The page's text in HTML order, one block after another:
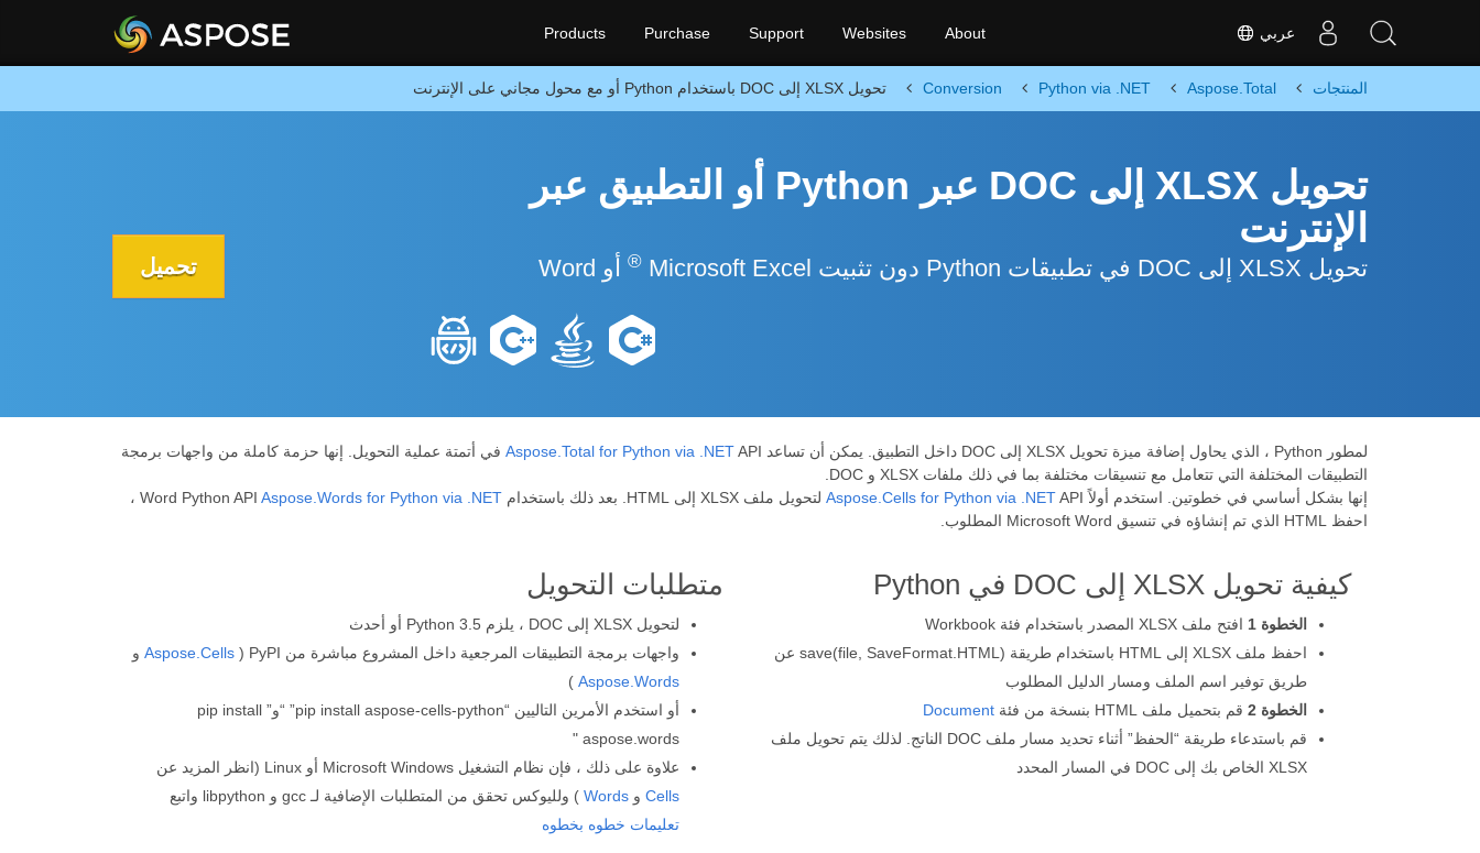
عربي Products Purchase Support Websites About
المنتجات Aspose.Total
Python via .NET
Conversion تحويل XLSX إلى DOC باستخدام Python أو مع محول مجاني على الإنترنت
تحويل XLSX إلى DOC عبر Python أو التطبيق عبر
الإنترنت
تحويل XLSX إلى DOC في تطبيقات Python دون تثبيت Microsoft Excel ® أو Word تحميل
لمطور Python ، الذي يحاول إضافة ميزة تحويل XLSX إلى DOC داخل التطبيق. يمكن أن تساعد Aspose.Total for Python via .NET API في أتمتة عملية التحويل. إنها حزمة كاملة من واجهات برمجة
التطبيقات المختلفة التي تتعامل مع تنسيقات مختلفة بما في ذلك ملفات XLSX و DOC.
إنها بشكل أساسي في خطوتين. استخدم أولاً
Aspose.Cells for Python via .NETAPI لتحويل ملف XLSX إلى HTML. بعد ذلك باستخدام Word Python API Aspose.Words for Python via .NET
،
احفظ HTML الذي تم إنشاؤه في تنسيق Microsoft Word المطلوب.
كيفية تحويل XLSX إلى DOC في Python
الخطوة 1
افتح ملف XLSX المصدر باستخدام فئة Workbook
احفظ ملف XLSX إلى HTML باستخدام طريقة save(file, SaveFormat.HTML) عن
طريق توفير اسم الملف ومسار الدليل المطلوب
الخطوة 2
قم بتحميل ملف HTML بنسخة من فئة
Document
قم باستدعاء طريقة “الحفظ” أثناء تحديد مسار ملف DOC الناتج. لذلك يتم تحويل ملف
XLSX الخاص بك إلى DOC في المسار المحدد
متطلبات التحويل
لتحويل XLSX إلى DOC ، يلزم Python 3.5 أو أحدث
واجهات برمجة التطبيقات المرجعية داخل المشروع مباشرة من PyPI (
Aspose.Cells و
Aspose.Words
)
أو استخدم الأمرين التاليين “pip install aspose-cells-python” “و” pip install
aspose.words "
علاوة على ذلك ، فإن نظام التشغيل Microsoft Windows أو Linux (انظر المزيد عن
Cells و Words ) ولليوكس تحقق من المتطلبات الإضافية لـ gcc و libpython واتبع
تعليمات خطوه بخطوه